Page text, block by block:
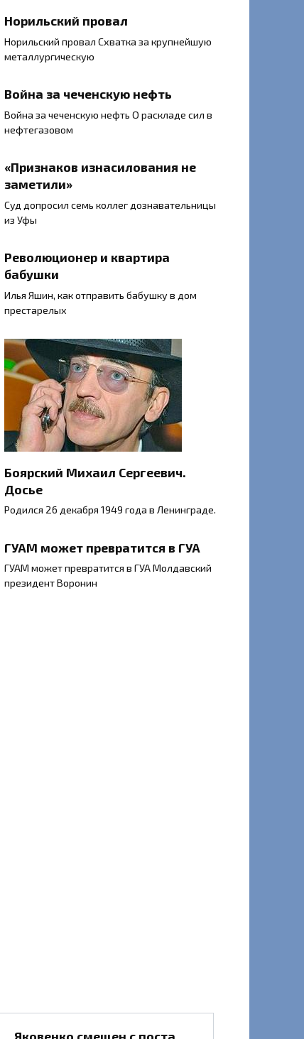
Норильский провал
Норильский провал Схватка за крупнейшую
металлургическую
Война за чеченскую нефть
Война за чеченскую нефть О раскладе сил в
нефтегазовом
«Признаков изнасилования не
заметили»
Суд допросил семь коллег дознавательницы
из Уфы
Революционер и квартира
бабушки
Илья Яшин, как отправить бабушку в дом
престарелых
Боярский Михаил Сергеевич.
Досье
Родился 26 декабря 1949 года в Ленинграде.
ГУАМ может превратится в ГУА
ГУАМ может превратится в ГУА Молдавский
президент Воронин